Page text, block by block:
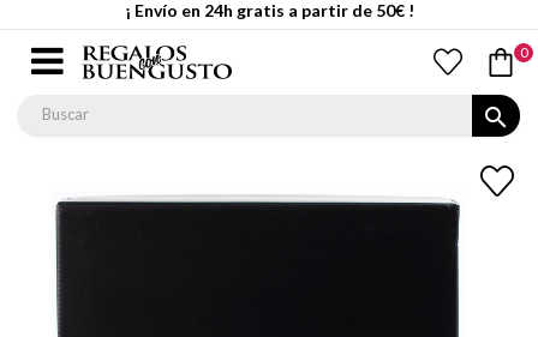
¡ Envío en 24h gratis a partir de 50€ !
0
search